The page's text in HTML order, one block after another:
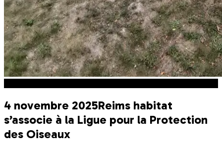
4 novembre 2025Reims habitat
s’associe à la Ligue pour la Protection
des Oiseaux